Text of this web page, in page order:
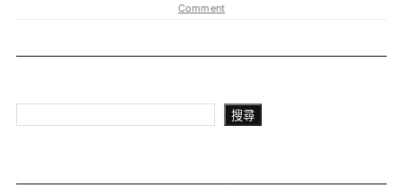
Comment
搜尋